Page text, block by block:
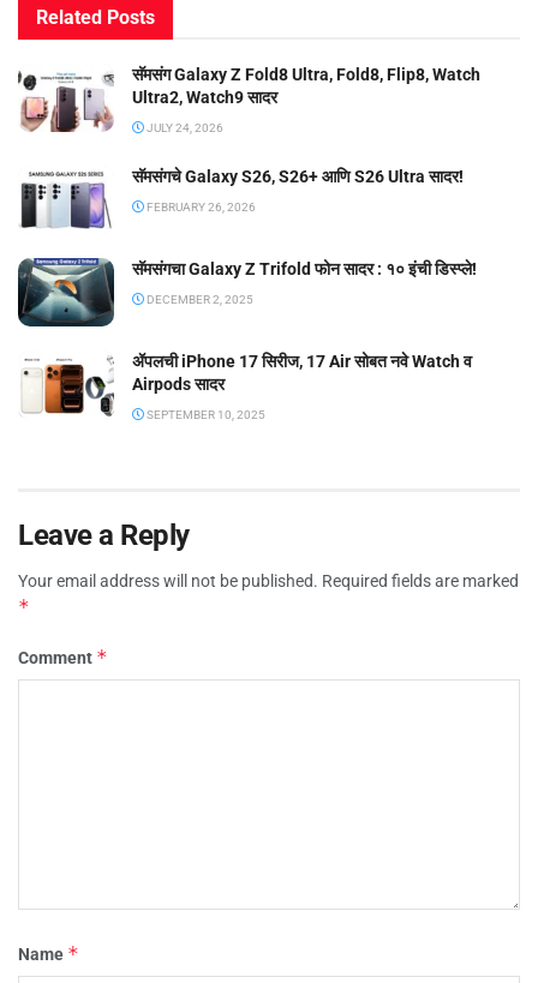
Related Posts
सॅमसंग Galaxy Z Fold8 Ultra, Fold8, Flip8, Watch
Ultra2, Watch9 सादर
JULY 24, 2026
सॅमसंगचे Galaxy S26, S26+ आणि S26 Ultra सादर!
FEBRUARY 26, 2026
सॅमसंगचा Galaxy Z Trifold फोन सादर : १० इंची डिस्प्ले!
DECEMBER 2, 2025
ॲपलची iPhone 17 सिरीज, 17 Air सोबत नवे Watch व
Airpods सादर
SEPTEMBER 10, 2025
Leave a Reply
Your email address will not be published. Required fields are marked
*
Comment *
Name *